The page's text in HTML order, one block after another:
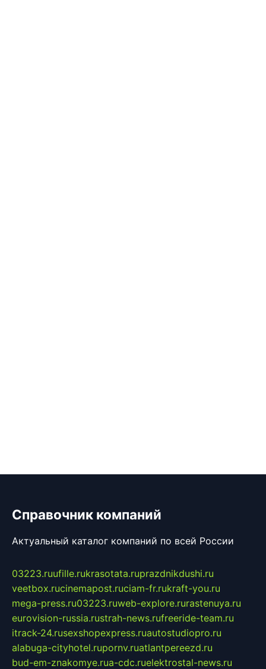
Справочник компаний
Актуальный каталог компаний по всей России
03223.ruufille.rukrasotata.ruprazdnikdushi.ru
veetbox.rucinemapost.ruciam-fr.rukraft-you.ru
mega-press.ru03223.ruweb-explore.rurastenuya.ru
eurovision-russia.rustrah-news.rufreeride-team.ru
itrack-24.rusexshopexpress.ruautostudiopro.ru
alabuga-cityhotel.rupornv.ruatlantpereezd.ru
bud-em-znakomye.rua-cdc.ruelektrostal-news.ru